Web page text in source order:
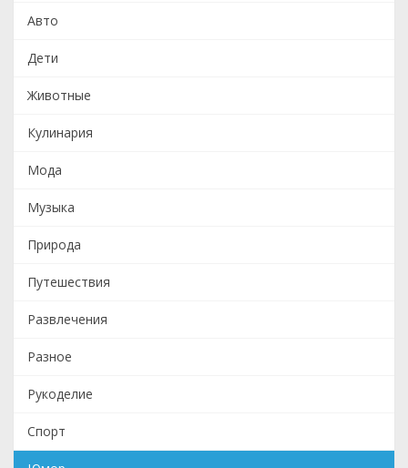
Авто
Дети
Животные
Кулинария
Мода
Музыка
Природа
Путешествия
Развлечения
Разное
Рукоделие
Спорт